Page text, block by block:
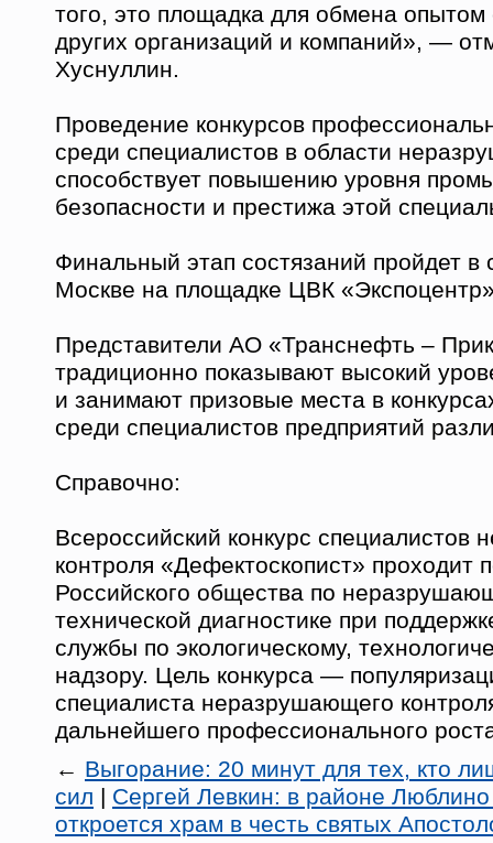
того, это площадка для обмена
других организаций и компаний», —
Хуснуллин.
Проведение конкурсов
среди специалистов в области
способствует повышению уровня
безопасности и престижа этой
Финальный этап состязаний пройдет в
Москве на площадке ЦВК
Представители АО «Транснефть –
традиционно показывают высокий
и занимают призовые места в
среди специалистов предприятий
Справочно:
Всероссийский конкурс специалистов
контроля «Дефектоскопист» проходит
Российского общества по
технической диагностике при
службы по экологическому,
надзору. Цель конкурса —
специалиста неразрушающего
дальнейшего профессионального
← Выгорание: 20 минут для тех, кто
сил | Сергей Левкин: в районе Люблино
откроется храм в честь святых